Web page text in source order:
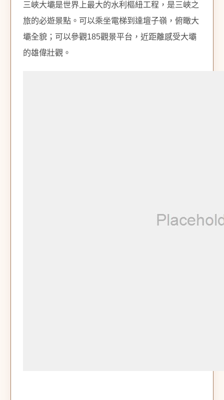
三峽大壩是世界上最大的水利樞紐工程，是三峽之
旅的必遊景點。可以乘坐電梯到達壇子嶺，俯瞰大
壩全貌；可以參觀185觀景平台，近距離感受大壩
的雄偉壯觀。